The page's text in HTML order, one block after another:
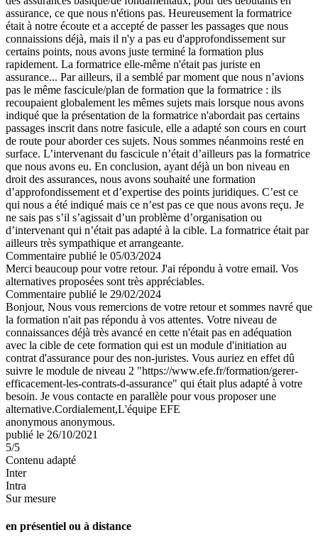
assurance, ce que nous n'étions pas. Heureusement la formatrice
était à notre écoute et a accepté de passer les passages que nous
connaissions déjà, mais il n'y a pas eu d'approfondissement sur
certains points, nous avons juste terminé la formation plus
rapidement. La formatrice elle-même n'était pas juriste en
assurance... Par ailleurs, il a semblé par moment que nous n’avions
pas le même fascicule/plan de formation que la formatrice : ils
recoupaient globalement les mêmes sujets mais lorsque nous avons
indiqué que la présentation de la formatrice n'abordait pas certains
passages inscrit dans notre fasicule, elle a adapté son cours en court
de route pour aborder ces sujets. Nous sommes néanmoins resté en
surface. L’intervenant du fascicule n’était d’ailleurs pas la formatrice
que nous avons eu. En conclusion, ayant déjà un bon niveau en
droit des assurances, nous avons souhaité une formation
d’approfondissement et d’expertise des points juridiques. C’est ce
qui nous a été indiqué mais ce n’est pas ce que nous avons reçu. Je
ne sais pas s’il s’agissait d’un problème d’organisation ou
d’intervenant qui n’était pas adapté à la cible. La formatrice était par
ailleurs très sympathique et arrangeante.
Commentaire publié le 05/03/2024
Merci beaucoup pour votre retour. J'ai répondu à votre email. Vos
alternatives proposées sont très appréciables.
Commentaire publié le 29/02/2024
Bonjour, Nous vous remercions de votre retour et sommes navré que
la formation n'ait pas répondu à vos attentes. Votre niveau de
connaissances déjà très avancé en cette n'était pas en adéquation
avec la cible de cete formation qui est un module d'initiation au
contrat d'assurance pour des non-juristes. Vous auriez en effet dû
suivre le module de niveau 2 "https://www.efe.fr/formation/gerer-
efficacement-les-contrats-d-assurance" qui était plus adapté à votre
besoin. Je vous contacte en parallèle pour vous proposer une
alternative.Cordialement,L'équipe EFE
anonymous anonymous.
publié le 26/10/2021
5/5
Contenu adapté
Inter
Intra
Sur mesure
en présentiel ou à distance